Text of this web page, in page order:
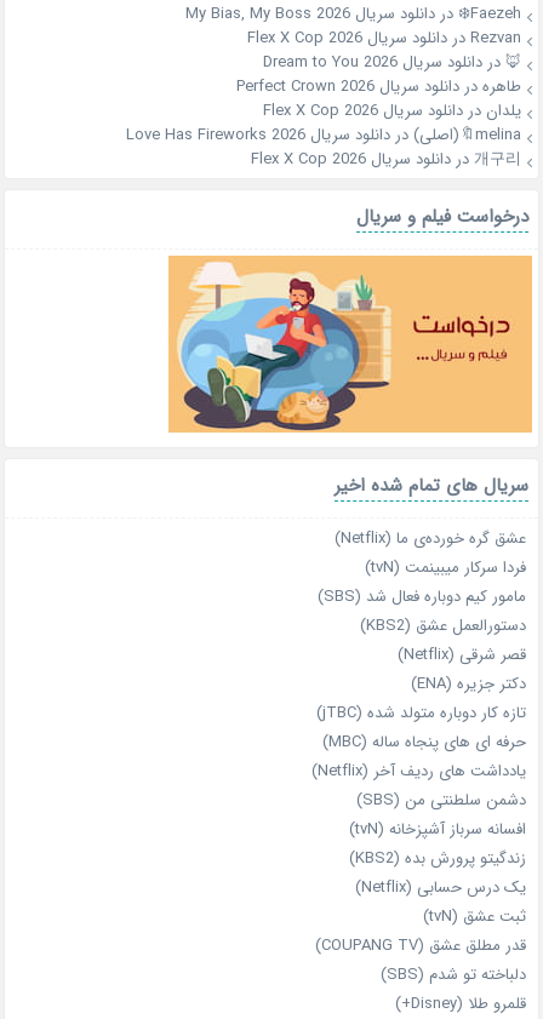
Faezeh❄️
دردانلود سریال My Bias, My Boss 2026
Rezvanدردانلود سریال Flex X Cop 2026
🦊دردانلود سریال Dream to You 2026
طاهرهدردانلود سریال Perfect Crown 2026
یلدان دردانلود سریال Flex X Cop 2026
melina🔖(اصلی)
دردانلود سریال Love Has Fireworks 2026
개구리دردانلود سریال Flex X Cop 2026
درخواست فیلم و سریال
سریال های تمام شده اخیر
عشق گره خورده‌ی ما (Netflix)
فردا سرکار میبینمت (tvN)
مامور کیم دوباره فعال شد (SBS)
دستورالعمل عشق (KBS2)
قصر شرقی (Netflix)
دکتر جزیره (ENA)
تازه‌ کار دوباره‌ متولد شده (jTBC)
حرفه‌ ای‌ های پنجاه‌ ساله (MBC)
یادداشت‌ های ردیف آخر (Netflix)
دشمن سلطنتی من (SBS)
افسانه سرباز آشپزخانه (tvN)
زندگیتو پرورش بده (KBS2)
یک درس حسابی (Netflix)
ثبت عشق (tvN)
قدر مطلق عشق (COUPANG TV)
دلباخته تو شدم (SBS)
قلمرو طلا (Disney+)